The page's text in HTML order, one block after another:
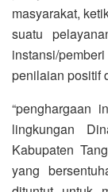
masyarakat,
suatu
instansi/
penilaian positif
“penghargaan
lingkungan
Kabupaten
yang